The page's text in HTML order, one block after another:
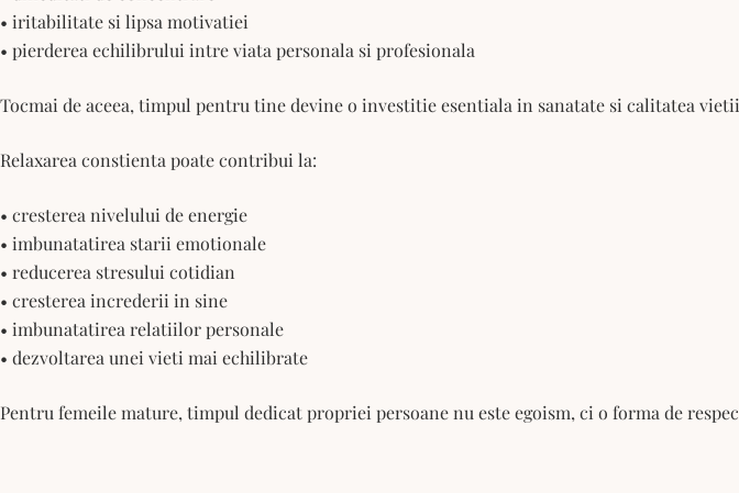
• iritabilitate si lipsa motivatiei
• pierderea echilibrului intre viata personala si profesionala
Tocmai de aceea, timpul pentru tine devine o investitie esentiala in sanatate si calitatea
Relaxarea constienta poate contribui la:
• cresterea nivelului de energie
• imbunatatirea starii emotionale
• reducerea stresului cotidian
• cresterea increderii in sine
• imbunatatirea relatiilor personale
• dezvoltarea unei vieti mai echilibrate
Pentru femeile mature, timpul dedicat propriei persoane nu este egoism, ci o forma de